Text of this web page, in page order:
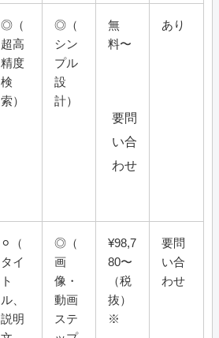
◎（
超高
精度
検
索）
◎（
シン
プル
設
計）
無
料〜
要問
い合
わせ
あり
⚪︎（
タイ
ト
ル、
説明
◎（
画
像・
動画
ステ
¥98,7
80〜
（税
抜）
※
要問
い合
わせ